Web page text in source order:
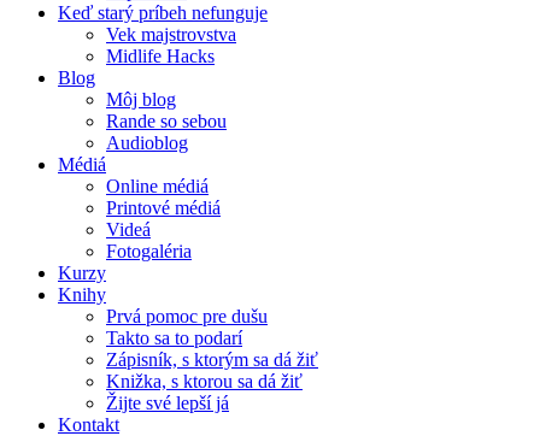
Keď starý príbeh nefunguje
Vek majstrovstva
Midlife Hacks
Blog
Môj blog
Rande so sebou
Audioblog
Médiá
Online médiá
Printové médiá
Videá
Fotogaléria
Kurzy
Knihy
Prvá pomoc pre dušu
Takto sa to podarí
Zápisník, s ktorým sa dá žiť
Knižka, s ktorou sa dá žiť
Žijte své lepší já
Kontakt